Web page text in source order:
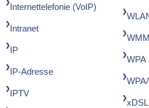
Internettelefonie (VoIP)
Intranet
IP
IP-Adresse
IPTV
WPA
xDSL